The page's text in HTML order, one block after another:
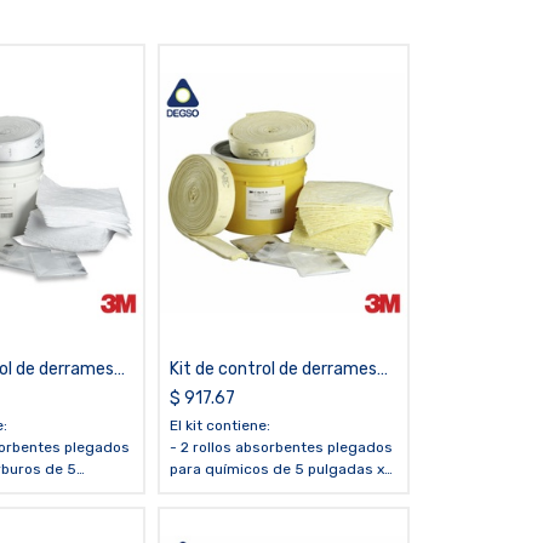
de derrames
3M™ P-
plegados
de 5
Kit de control de derrames
químicos 3M™ C-SKFL31
$ 917.67
El kit contiene:
- 2 rollos absorbentes plegados
para químicos de 5 pulgadas x